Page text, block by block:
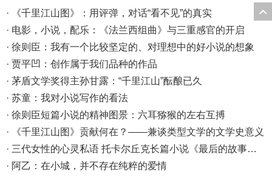
· 《千里江山图》：用评弹，对话“看不见”的真实
· 电影，小说，配乐：《法兰西组曲》与三重感官的开启
· 徐则臣：我有一个比较坚定的、对理想中的好小说的想象
· 贾平凹：创作属于我们品种的作品
· 茅盾文学奖得主孙甘露：“千里江山”酝酿已久
· 苏童：我对小说写作的看法
· 徐则臣短篇小说的精神图景：六耳猕猴的左右互搏
· 《千里江山图》贡献何在？——兼谈类型文学的文学史意义
· 三代女性的心灵私语 托卡尔丘克长篇小说《最后的故事》出版
· 阿乙：在小城，并不存在纯粹的爱情